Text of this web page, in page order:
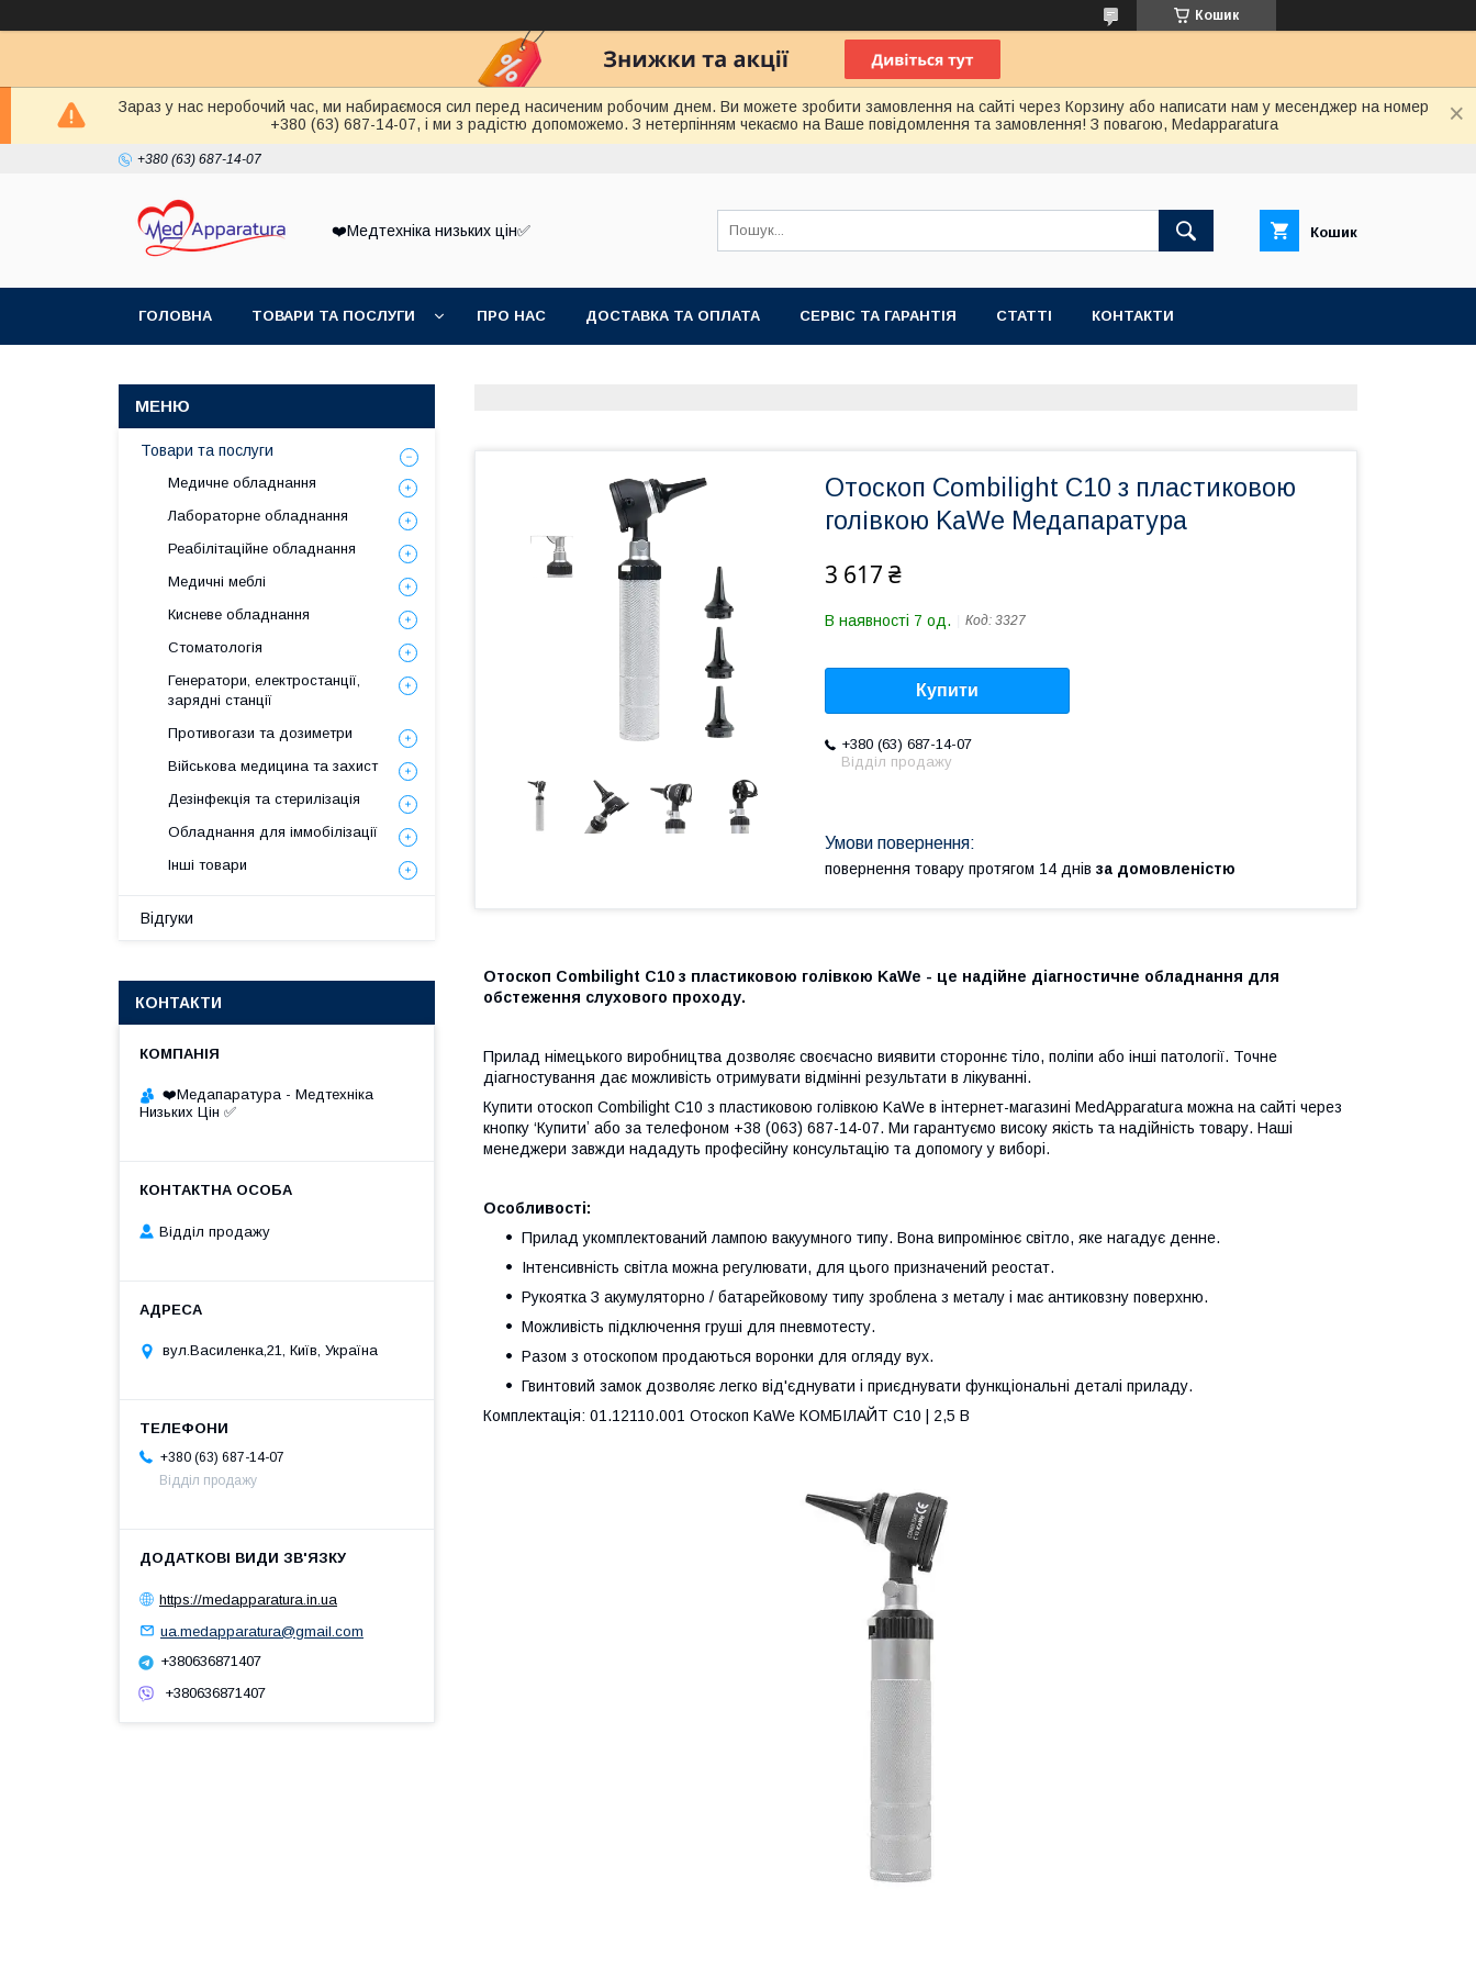
Кошик
Зараз у нас неробочий час, ми набираємося сил перед насиченим робочим днем. Ви можете зробити замовлення на сайті через Корзину або написати нам у месенджер на номер
+380 (63) 687-14-07, і ми з радістю допоможемо. З нетерпінням чекаємо на Ваше повідомлення та замовлення! З повагою, Medapparatura
+380 (63) 687-14-07
❤️Медтехніка низьких цін✅ Кошик
ГОЛОВНА ТОВАРИ ТА ПОСЛУГИ ПРО НАС ДОСТАВКА ТА ОПЛАТА СЕРВІС ТА ГАРАНТІЯ СТАТТІ КОНТАКТИ
Отоскоп Combilight C10 з пластиковою
голівкою KaWe Медапаратура
3 617 ₴
В наявності 7 од. Код: 3327
Купити
+380 (63) 687-14-07
Відділ продажу
повернення товару протягом 14 днів за домовленістю
Отоскоп Combilight C10 з пластиковою голівкою KaWe - це надійне діагностичне обладнання для
обстеження слухового проходу.
Прилад німецького виробництва дозволяє своєчасно виявити стороннє тіло, поліпи або інші патології. Точне
діагностування дає можливість отримувати відмінні результати в лікуванні.
Купити отоскоп Combilight C10 з пластиковою голівкою KaWe в інтернет-магазині MedApparatura можна на сайті через
кнопку ‘Купитиʼ або за телефоном +38 (063) 687-14-07. Ми гарантуємо високу якість та надійність товару. Наші
менеджери завжди нададуть професійну консультацію та допомогу у виборі.
Особливості:
Прилад укомплектований лампою вакуумного типу. Вона випромінює світло, яке нагадує денне.
Інтенсивність світла можна регулювати, для цього призначений реостат.
Рукоятка З акумуляторно / батарейковому типу зроблена з металу і має антиковзну поверхню.
Можливість підключення груші для пневмотесту.
Разом з отоскопом продаються воронки для огляду вух.
Гвинтовий замок дозволяє легко від'єднувати і приєднувати функціональні деталі приладу.
Комплектація: 01.12110.001 Отоскоп KaWe КОМБІЛАЙТ C10 | 2,5 В
Товари та послуги
Медичне обладнання
Лабораторне обладнання
Реабілітаційне обладнання
Медичні меблі
Кисневе обладнання
Стоматологія
Генератори, електростанції,
зарядні станції
Противогази та дозиметри
Військова медицина та захист
Дезінфекція та стерилізація
Обладнання для іммобілізації
Інші товари
Відгуки
КОНТАКТИ
❤️Медапаратура - Медтехніка
Низьких Цін ✅
Відділ продажу
вул.Василенка,21, Київ, Україна
+380 (63) 687-14-07
Відділ продажу
https://medapparatura.in.ua
ua.medapparatura@gmail.com
+380636871407
+380636871407